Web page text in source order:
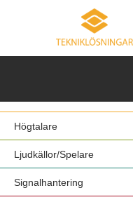
Högtalare
Ljudkällor/Spelare
Signalhantering